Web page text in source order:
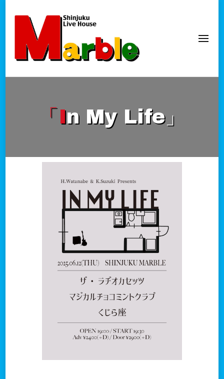
新宿Marble
official website
「In My Life」